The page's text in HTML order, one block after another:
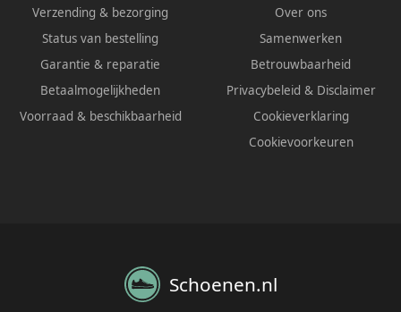
Verzending & bezorging
Status van bestelling
Garantie & reparatie
Betaalmogelijkheden
Voorraad & beschikbaarheid
Over ons
Samenwerken
Betrouwbaarheid
Privacybeleid & Disclaimer
Cookieverklaring
Cookievoorkeuren
Schoenen.nl